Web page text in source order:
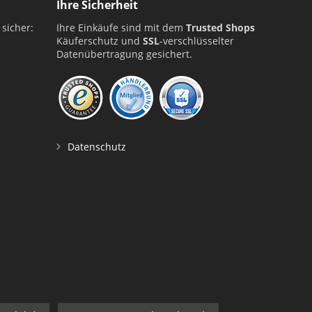
Ihre Sicherheit
Ihre Einkäufe sind mit dem Trusted Shops
Käuferschutz und SSL-verschlüsselter
Datenübertragung gesichert.
Datenschutz